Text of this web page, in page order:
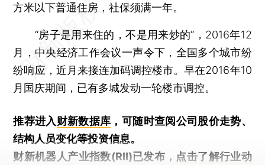
方米以下普通住房，社保须满一年。
“房子是用来住的，不是用来炒的”，2016年12
月，中央经济工作会议一声令下，全国多个城市纷
纷响应，近月来接连加码调控楼市。早在2016年10
月国庆期间，已有多城发动一轮楼市调控。
推荐进入财新数据库 ，可随时查阅公司股价走势、
结构人员变化等投资信息。
财新机器人产业指数(RII)已发布， 点击了解行业动